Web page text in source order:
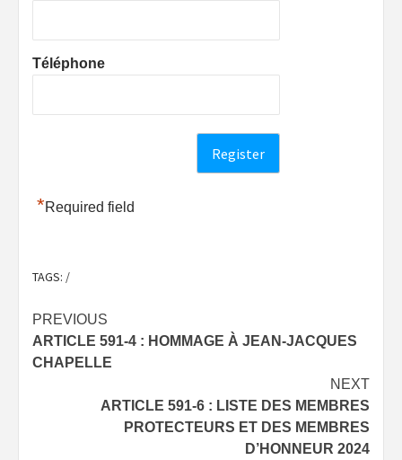
Téléphone
*Required field
TAGS: /
Post
navigation
PREVIOUS
ARTICLE 591-4 : HOMMAGE À JEAN-JACQUES
CHAPELLE
NEXT
ARTICLE 591-6 : LISTE DES MEMBRES
PROTECTEURS ET DES MEMBRES
D’HONNEUR 2024